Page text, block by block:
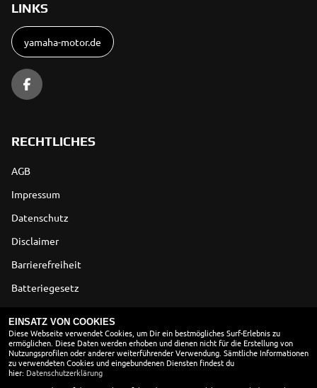
LINKS
yamaha-motor.de
RECHTLICHES
AGB
Impressum
Datenschutz
Disclaimer
Barrierefreiheit
Batteriegesetz
ÖFFNUNGSZEITEN
Montag:
08:00 - 18:00
EINSATZ VON COOKIES
Diese Webseite verwendet Cookies, um Dir ein bestmögliches Surf-Erlebnis zu
ermöglichen. Diese Daten werden erhoben und dienen nicht für die Erstellung von
Nutzungsprofilen oder anderer weiterführender Verwendung. Sämtliche Informationen
zu verwendeten Cookies und eingebundenen Diensten findest du
hier: Datenschutzerklärung